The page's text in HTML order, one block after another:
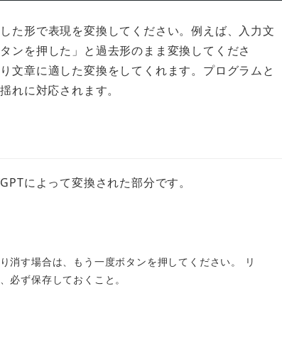
た形で表現を変換してください。例えば、入力文
ンを押した」と過去形のまま変換してくださ
文章に適した変換をしてくれます。プログラムと
れに対応されます。
によって変換された部分です。
消す場合は、もう一度ボタンを押してください。 リ
必ず保存しておくこと。